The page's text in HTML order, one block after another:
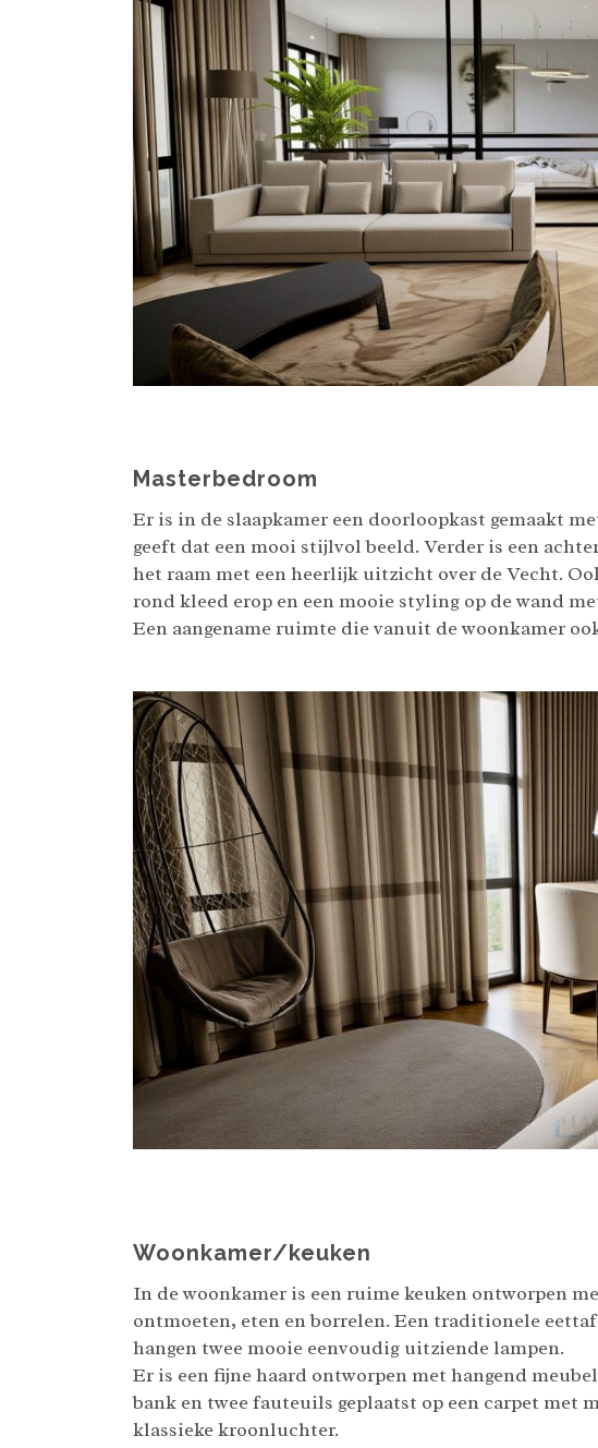
Masterbedroom
Er is in de slaapkamer een doorloopkast gemaakt
geeft dat een mooi stijlvol beeld. Verder is een
het raam met een heerlijk uitzicht over de Vecht.
rond kleed erop en een mooie styling op de wand
Een aangename ruimte die vanuit de woonkamer
Woonkamer/keuken
In de woonkamer is een ruime keuken ontworpen
ontmoeten, eten en borrelen. Een traditionele
hangen twee mooie eenvoudig uitziende lampen.
Er is een fijne haard ontworpen met hangend
bank en twee fauteuils geplaatst op een carpet met
klassieke kroonluchter.